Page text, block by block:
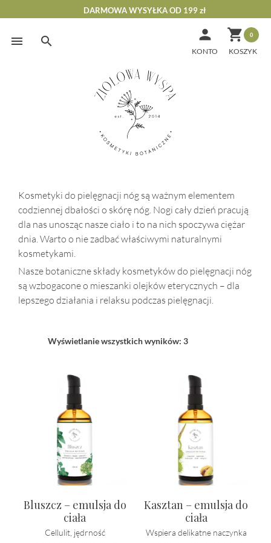
Skip
DARMOWA WYSYŁKA OD 199 zł
 0

KONTO
Kosmetyki do pielęgnacji nóg są ważnym elementem
codziennej dbałości o skórę nóg. Nogi cały dzień pracują
dla nas unosząc nasze ciało i to na nich spoczywa ciężar
dnia. Warto o nie zadbać właściwymi naturalnymi
kosmetykami.
Nasze botaniczne składy kosmetyków do pielęgnacji nóg
są wzbogacone o mieszanki olejków eterycznych – dla
lepszego działania i relaksu podczas pielęgnacji.
Wyświetlanie wszystkich wyników: 3
Bluszcz – emulsja do
ciała
Cellulit, jędrność
Kasztan – emulsja do
ciała
Wspiera delikatne naczynka